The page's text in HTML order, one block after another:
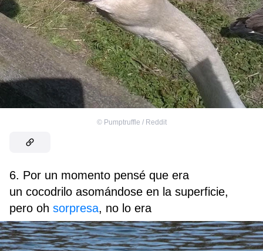
© Pumptruffle / Reddit
6. Por un momento pensé que era
un cocodrilo asomándose en la superficie,
pero oh sorpresa, no lo era